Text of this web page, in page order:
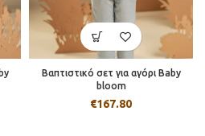
Βαπτιστικό σετ για αγόρι Baby
bloom
€167.80